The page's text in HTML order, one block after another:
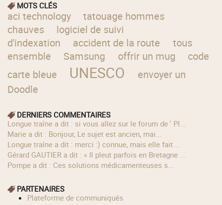
MOTS CLÉS
aci technology
tatouage hommes
chauves
logiciel de suivi
d'indexation
accident de la route
tous
ensemble
Samsung offrir un mug
code
carte bleue
UNESCO
envoyer un
Doodle
DERNIERS COMMENTAIRES
longue traîne a dit : si vous allez sur le forum de ' Pl...
Marie a dit : Bonjour, Le sujet est ancien, mai...
longue traîne a dit : merci :) connue, mais elle fait ...
Gérard GAUTIER a dit : « Il pleut parfois en Bretagne ...
Pompe a dit : Ces solutions médicamenteuses s...
PARTENAIRES
Plateforme de communiqués